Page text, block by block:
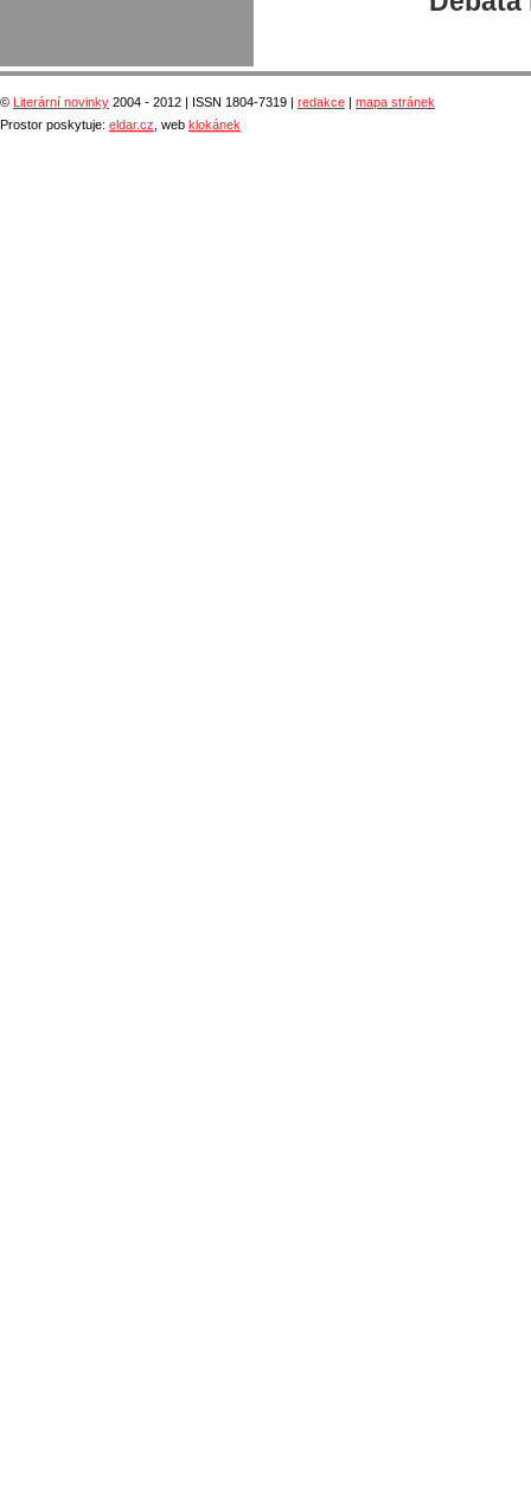
© Literární novinky 2004 - 2012 | ISSN 1804-7319 | redakce
mapa stránek
Prostor poskytuje: eldar.cz , web klokánek